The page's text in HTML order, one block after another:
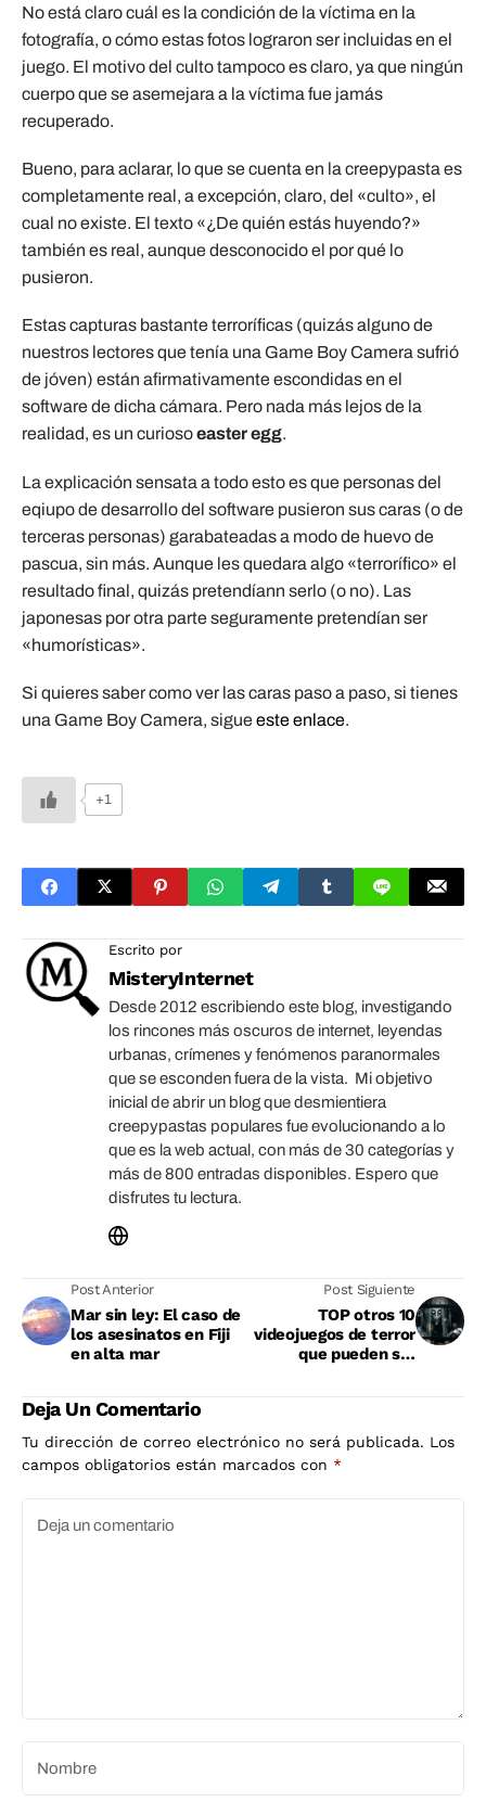
No está claro cuál es la condición de la víctima en la
fotografía, o cómo estas fotos lograron ser incluidas en el
juego. El motivo del culto tampoco es claro, ya que ningún
cuerpo que se asemejara a la víctima fue jamás
recuperado.
Bueno, para aclarar, lo que se cuenta en la creepypasta es
completamente real, a excepción, claro, del «culto», el
cual no existe. El texto «¿De quién estás huyendo?»
también es real, aunque desconocido el por qué lo
pusieron.
Estas capturas bastante terroríficas (quizás alguno de
nuestros lectores que tenía una Game Boy Camera sufrió
de jóven) están afirmativamente escondidas en el
software de dicha cámara. Pero nada más lejos de la
realidad, es un curiosoeaster egg.
La explicación sensata a todo esto es que personas del
eqiupo de desarrollo del software pusieron sus caras (o de
terceras personas) garabateadas a modo de huevo de
pascua, sin más. Aunque les quedara algo «terrorífico» el
resultado final, quizás pretendíann serlo (o no). Las
japonesas por otra parte seguramente pretendían ser
«humorísticas».
Si quieres saber como ver las caras paso a paso, si tienes
una Game Boy Camera, sigueeste enlace.
+1
Escrito por
MisteryInternet
Desde 2012 escribiendo este blog, investigando
los rincones más oscuros de internet, leyendas
urbanas, crímenes y fenómenos paranormales
que se esconden fuera de la vista. Mi objetivo
inicial de abrir un blog que desmientiera
creepypastas populares fue evolucionando a lo
que es la web actual, con más de 30 categorías y
más de 800 entradas disponibles. Espero que
disfrutes tu lectura.
Post Anterior
Mar sin ley: El caso de
los asesinatos en Fiji
en alta mar
Post Siguiente
TOP otros 10
videojuegos de terror
que pueden ser
Deja Un Comentario
Tu dirección de correo electrónico no será publicada. Los
campos obligatorios están marcados con *